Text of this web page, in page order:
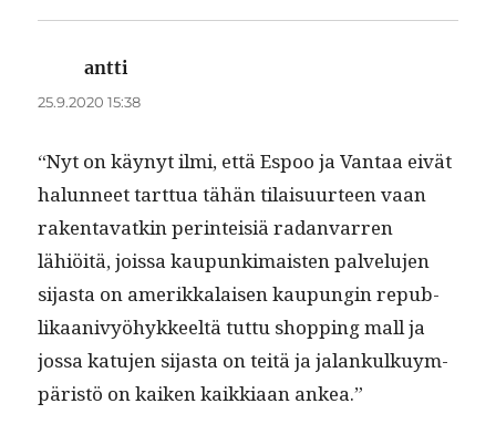
antti
25.9.2020 15:38
“Nyt on käynyt ilmi, että Espoo ja Van­taa eivät
halun­neet tart­tua tähän tilaisu­ur­teen vaan
rak­en­ta­vatkin per­in­teisiä radan­var­ren
lähiöitä, jois­sa kaupunki­mais­ten palvelu­jen
sijas­ta on amerikkalaisen kaupun­gin repub­
likaanivyöhyk­keeltä tut­tu shop­ping mall ja
jos­sa katu­jen sijas­ta on teitä ja jalankulkuym­
päristö on kaiken kaikki­aan ankea.”